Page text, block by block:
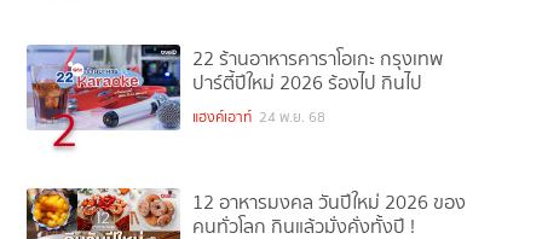
2
22 ร้านอาหารคาราโอเกะ กรุงเทพ
ปาร์ตี้ปีใหม่ 2026 ร้องไป กินไป
แฮงค์เอาท์ 24 พ.ย. 68
12 อาหารมงคล วันปีใหม่ 2026 ของ
คนทั่วโลก กินแล้วมั่งคั่งทั้งปี !